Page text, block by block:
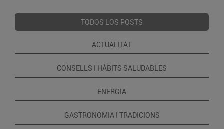
TODOS LOS POSTS
ACTUALITAT
CONSELLS I HÀBITS SALUDABLES
ENERGIA
GASTRONOMIA I TRADICIONS